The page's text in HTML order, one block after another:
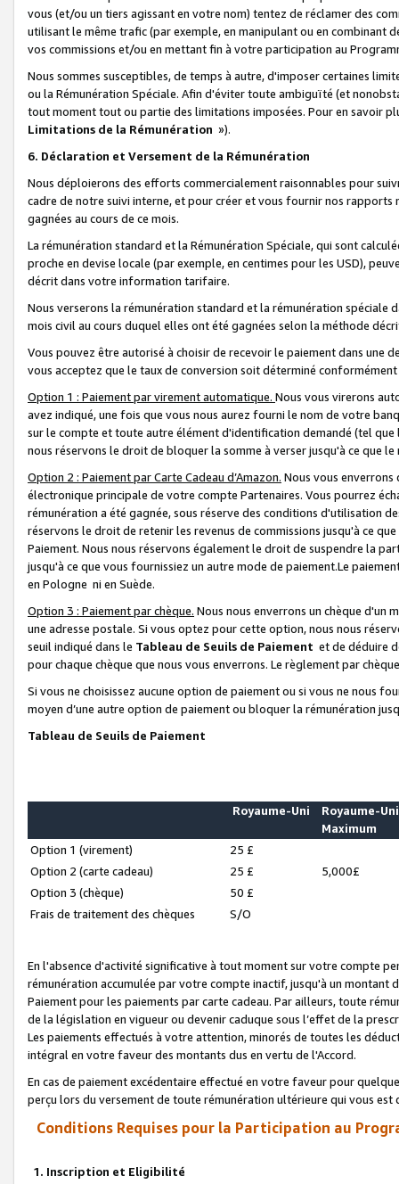
vous (et/ou un tiers agissant en votre nom) tentez de réclamer des
utilisant le même trafic (par exemple, en manipulant ou en combinant
vos commissions et/ou en mettant fin à votre participation au
Nous sommes susceptibles, de temps à autre, d'imposer certaines
ou la Rémunération Spéciale. Afin d'éviter toute ambiguïté (et
tout moment tout ou partie des limitations imposées. Pour en savoir
Limitations de la Rémunération »).
6. Déclaration et Versement de la Rémunération
Nous déploierons des efforts commercialement raisonnables pour
cadre de notre suivi interne, et pour créer et vous fournir nos
gagnées au cours de ce mois.
La rémunération standard et la Rémunération Spéciale, qui sont
proche en devise locale (par exemple, en centimes pour les USD),
décrit dans votre information tarifaire.
Nous verserons la rémunération standard et la rémunération spéciale
mois civil au cours duquel elles ont été gagnées selon la méthode
Vous pouvez être autorisé à choisir de recevoir le paiement dans une
vous acceptez que le taux de conversion soit déterminé
Option 1 : Paiement par virement automatique. Nous vous virerons
avez indiqué, une fois que vous nous aurez fourni le nom de votre
sur le compte et toute autre élément d'identification demandé (tel que
nous réservons le droit de bloquer la somme à verser jusqu'à ce que
Option 2 : Paiement par Carte Cadeau d’Amazon. Nous vous
électronique principale de votre compte Partenaires. Vous pourrez
rémunération a été gagnée, sous réserve des conditions d'utilisation
réservons le droit de retenir les revenus de commissions jusqu'à ce
Paiement. Nous nous réservons également le droit de suspendre la
jusqu'à ce que vous fournissiez un autre mode de paiement.Le
en Pologne ni en Suède.
Option 3 : Paiement par chèque. Nous nous enverrons un chèque d'un
une adresse postale. Si vous optez pour cette option, nous nous
seuil indiqué dans le Tableau de Seuils de Paiement et de déduire
pour chaque chèque que nous vous enverrons. Le règlement par
Si vous ne choisissez aucune option de paiement ou si vous ne nous
moyen d’une autre option de paiement ou bloquer la rémunération
Tableau de Seuils de Paiement
Royaume-Uni
Royaume-Uni
Maximum
Option 1 (virement)
25 £
Option 2 (carte cadeau)
25 £
5,000£
Option 3 (chèque)
50 £
Frais de traitement des chèques
S/O
En l'absence d'activité significative à tout moment sur votre compte
rémunération accumulée par votre compte inactif, jusqu'à un montant
Paiement pour les paiements par carte cadeau. Par ailleurs, toute
de la législation en vigueur ou devenir caduque sous l’effet de la
Les paiements effectués à votre attention, minorés de toutes les
intégral en votre faveur des montants dus en vertu de l'Accord.
En cas de paiement excédentaire effectué en votre faveur pour
perçu lors du versement de toute rémunération ultérieure qui vous est
Conditions Requises pour la Participation au
1. Inscription et Eligibilité